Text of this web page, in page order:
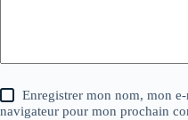
Enregistrer mon nom, mon
navigateur pour mon prochain